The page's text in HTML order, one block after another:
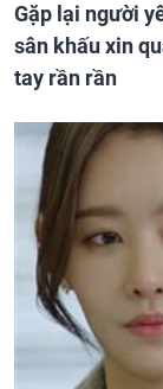
Gặp lại người
sân khấu xin
tay rần rần